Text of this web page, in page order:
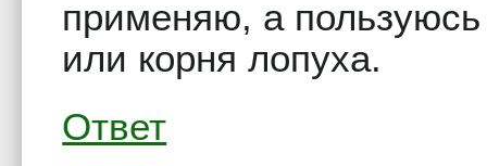
применяю, а
или корня лопуха.
Ответ